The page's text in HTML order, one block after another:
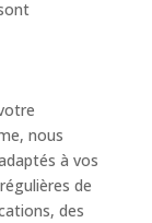
nous
à vos
de
des